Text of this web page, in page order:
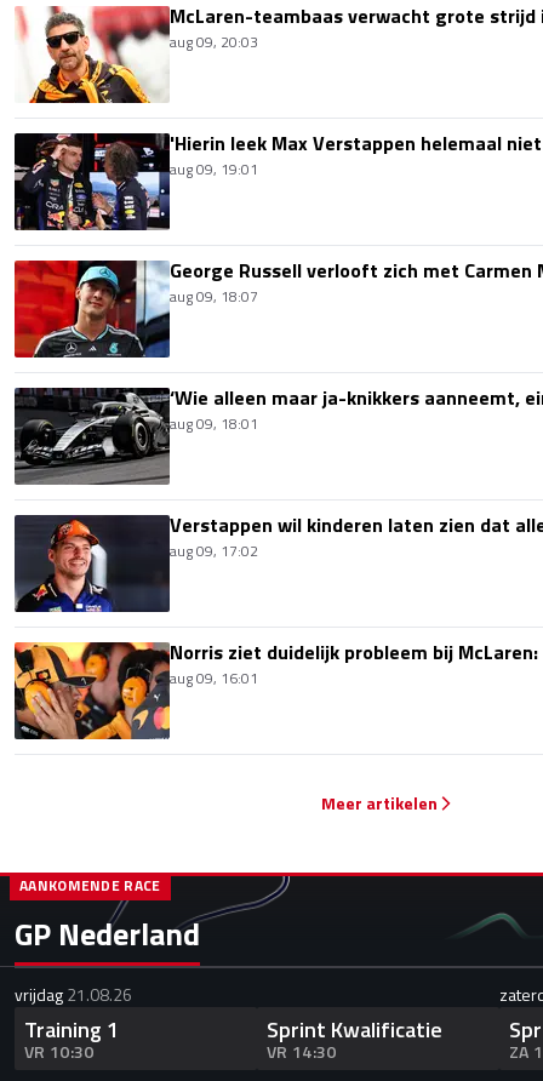
McLaren-teambaas verwacht grote
aug 09, 20:03
'Hierin leek Max Verstappen helemaal
aug 09, 19:01
George Russell verlooft zich met Carmen
aug 09, 18:07
‘Wie alleen maar ja-knikkers aanneemt,
aug 09, 18:01
Verstappen wil kinderen laten zien dat
aug 09, 17:02
Norris ziet duidelijk probleem bij
aug 09, 16:01
Meer artikelen
GP Nederland
AANKOMENDE RACE
vrijdag21.08.26
Training 1
VR 10:30
Sprint Kwalificatie
VR 14:30 ZA